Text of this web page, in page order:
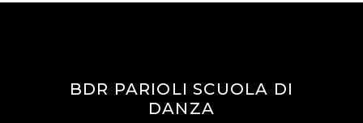
BDR PARIOLI SCUOLA DI
DANZA